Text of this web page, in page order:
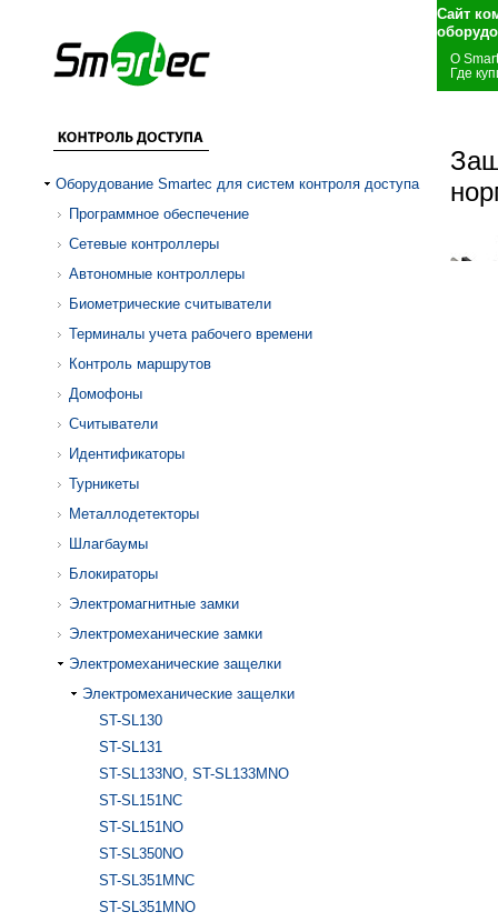
Сайт
О
Где
Оборудование Smartec для систем контроля доступа
Программное обеспечение
Сетевые контроллеры
Автономные контроллеры
Биометрические считыватели
Терминалы учета рабочего времени
Контроль маршрутов
Домофоны
Считыватели
Идентификаторы
Турникеты
Металлодетекторы
Шлагбаумы
Блокираторы
Электромагнитные замки
Электромеханические замки
Электромеханические защелки
Электромеханические защелки
ST-SL130
ST-SL131
ST-SL133NO, ST-SL133MNO
ST-SL151NC
ST-SL151NO
ST-SL350NO
ST-SL351MNC
ST-SL351MNO